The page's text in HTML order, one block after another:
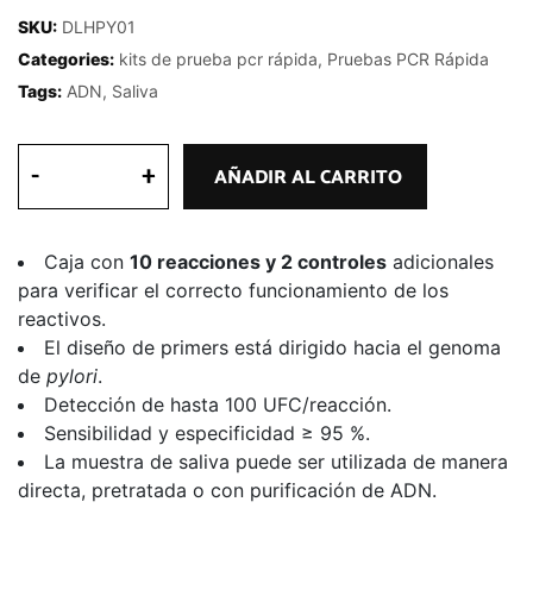
SKU: DLHPY01
Categories: kits de prueba pcr rápida, Pruebas PCR Rápida
Tags: ADN, Saliva
- + AÑADIR AL CARRITO
Caja con 10 reacciones y 2 controles adicionales
para verificar el correcto funcionamiento de los
reactivos.
El diseño de primers está dirigido hacia el genoma
de pylori.
Detección de hasta 100 UFC/reacción.
Sensibilidad y especificidad ≥ 95 %.
La muestra de saliva puede ser utilizada de manera
directa, pretratada o con purificación de ADN.